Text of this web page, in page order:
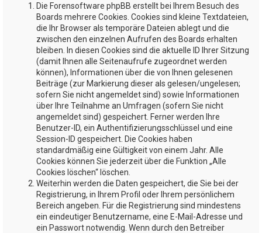
Die Forensoftware phpBB erstellt bei Ihrem Besuch des
Boards mehrere Cookies. Cookies sind kleine Textdateien,
die Ihr Browser als temporäre Dateien ablegt und die
zwischen den einzelnen Aufrufen des Boards erhalten
bleiben. In diesen Cookies sind die aktuelle ID Ihrer Sitzung
(damit Ihnen alle Seitenaufrufe zugeordnet werden
können), Informationen über die von Ihnen gelesenen
Beiträge (zur Markierung dieser als gelesen/ungelesen;
sofern Sie nicht angemeldet sind) sowie Informationen
über Ihre Teilnahme an Umfragen (sofern Sie nicht
angemeldet sind) gespeichert. Ferner werden Ihre
Benutzer-ID, ein Authentifizierungsschlüssel und eine
Session-ID gespeichert. Die Cookies haben
standardmäßig eine Gültigkeit von einem Jahr. Alle
Cookies können Sie jederzeit über die Funktion „Alle
Cookies löschen“ löschen.
Weiterhin werden die Daten gespeichert, die Sie bei der
Registrierung, in Ihrem Profil oder Ihrem persönlichem
Bereich angeben. Für die Registrierung sind mindestens
ein eindeutiger Benutzername, eine E-Mail-Adresse und
ein Passwort notwendig. Wenn durch den Betreiber